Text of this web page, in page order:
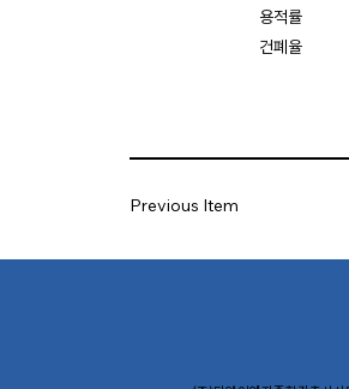
용적률
건폐율
Previous Item